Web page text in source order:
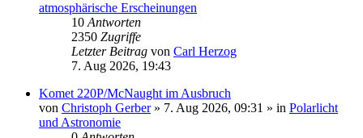
atmosphärische Erscheinungen
10 Antworten
2350 Zugriffe
Letzter Beitrag von Carl Herzog
7. Aug 2026, 19:43
Komet 220P/McNaught im Ausbruch
von Christoph Gerber» 7. Aug 2026, 09:31 » in Polarlicht
und Astronomie